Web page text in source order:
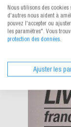
Nous utilisons des cookies
d'autres nous aident à
pouvez l'accepter ou
les paramètres". Vous
protection des données.
Ajuster les